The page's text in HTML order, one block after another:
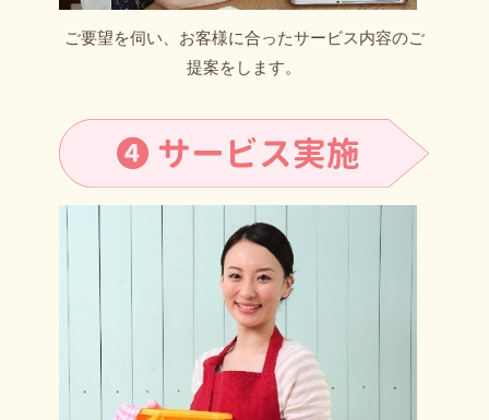
ご要望を伺い、お客様に合ったサービス内容のご
提案をします。